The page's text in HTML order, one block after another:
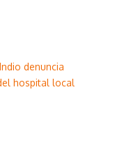
denuncia
hospital local